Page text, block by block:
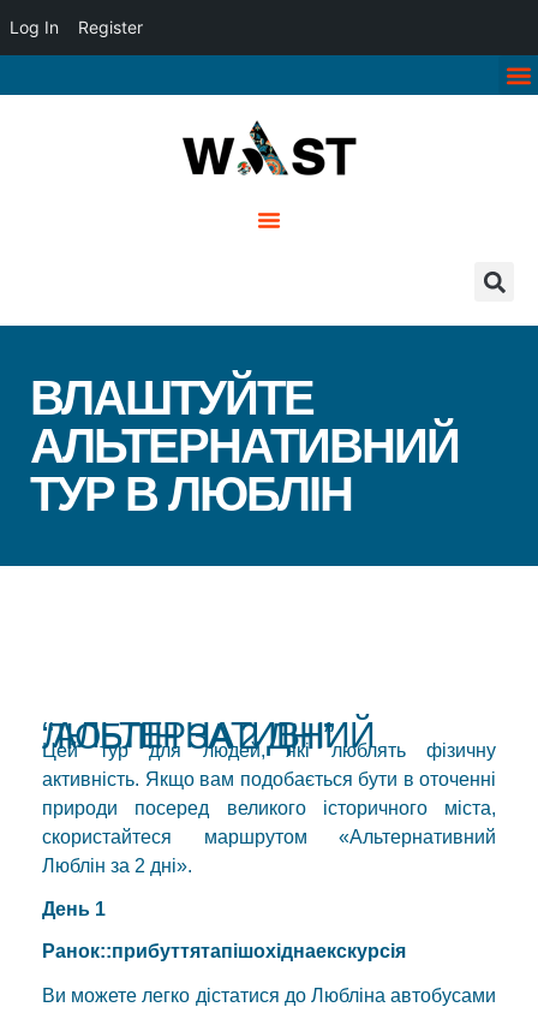
Log In Register
ВЛАШТУЙТЕ
АЛЬТЕРНАТИВНИЙ
ТУР В ЛЮБЛІН
“АЛЬТЕРНАТИВНИЙ ЛЮБЛІН ЗА 2 ДНІ”
Цей тур для людей, які люблять фізичну
активність. Якщо вам подобається бути в оточенні
природи посеред великого історичного міста,
скористайтеся маршрутом «Альтернативний
Люблін за 2 дні».
День 1
Ранок::прибуттятапішохіднаекскурсія
Ви можете легко дістатися до Любліна автобусами